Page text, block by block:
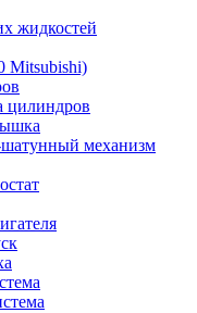
жидкостей
Mitsubishi)
цилиндров
механизм